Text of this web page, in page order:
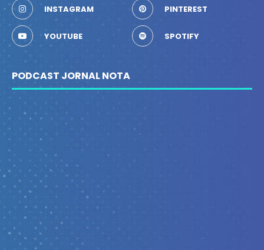
INSTAGRAM PINTEREST
YOUTUBE SPOTIFY
PODCAST JORNAL NOTA